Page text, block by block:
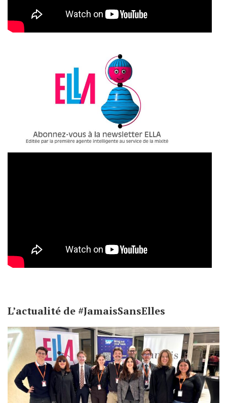
L’actualité de #JamaisSansElles